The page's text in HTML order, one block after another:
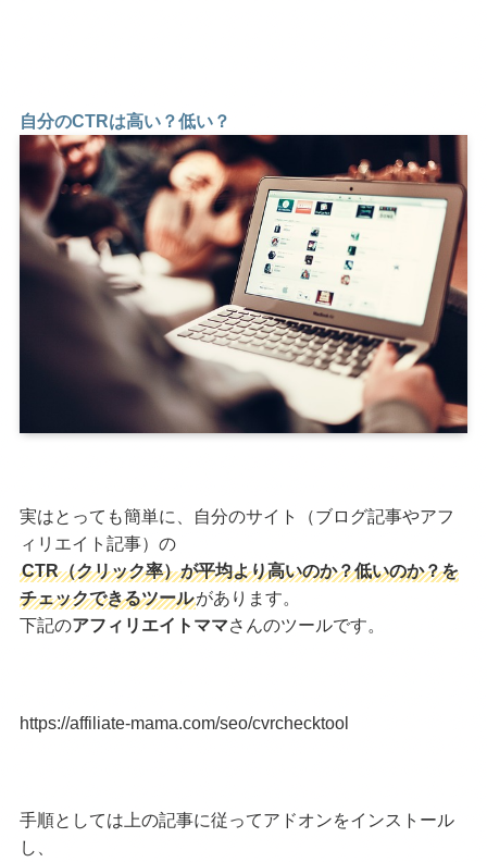
自分のCTRは高い？低い？
実はとっても簡単に、自分のサイト（ブログ記事やアフ
ィリエイト記事）の
CTR（クリック率）が平均より高いのか？低いのか？を
チェックできるツールがあります。
下記のアフィリエイトママさんのツールです。
https://affiliate-mama.com/seo/cvrchecktool
手順としては上の記事に従ってアドオンをインストール
し、